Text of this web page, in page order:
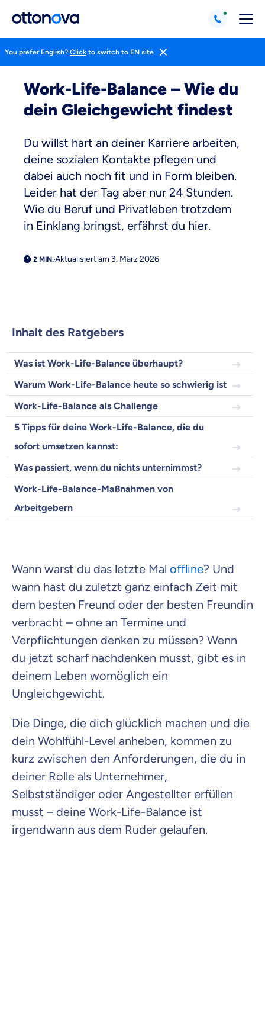
You prefer English? Click to switch to EN site
Life Hacks
Work-Life-Balance – Wie du
dein Gleichgewicht findest
Du willst hart an deiner Karriere arbeiten,
deine sozialen Kontakte pflegen und
dabei auch noch fit und in Form bleiben.
Leider hat der Tag aber nur 24 Stunden.
Wie du Beruf und Privatleben trotzdem
in Einklang bringst, erfährst du hier.
Aktualisiert am 3. März 2026
Inhalt des Ratgebers
Was ist Work-Life-Balance überhaupt?
Warum Work-Life-Balance heute so schwierig ist
Work-Life-Balance als Challenge
5 Tipps für deine Work-Life-Balance, die du
sofort umsetzen kannst:
Was passiert, wenn du nichts unternimmst?
Work-Life-Balance-Maßnahmen von
Arbeitgebern
Wann warst du das letzte Mal offline? Und
wann hast du zuletzt ganz einfach Zeit mit
dem besten Freund oder der besten Freundin
verbracht – ohne an Termine und
Verpflichtungen denken zu müssen? Wenn
du jetzt scharf nachdenken musst, gibt es in
deinem Leben womöglich ein
Ungleichgewicht.
Die Dinge, die dich glücklich machen und die
dein Wohlfühl-Level anheben, kommen zu
kurz zwischen den Anforderungen, die du in
deiner Rolle als Unternehmer,
Selbstständiger oder Angestellter erfüllen
musst – deine Work-Life-Balance ist
irgendwann aus dem Ruder gelaufen.
Weil es uns wichtig ist, dass
du dich gut beraten fühlst.
Objektive und faire Beratung
Wir möchten, dass du dich aus Überzeugung für
uns entscheidest.
Vergleich mit anderen Tarifen am Markt
Wir helfen dir dabei Unterschiede in
Versicherungen zu verstehen
Krankenvoll
Versicherung
Beamten
Versicherung
Zahnzusatz
Versicherung
Krankenhaus
Versicherung